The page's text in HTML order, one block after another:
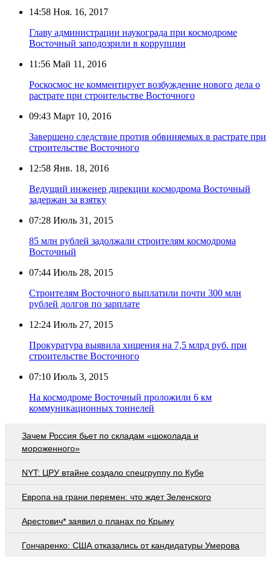
14:58 Ноя. 16, 2017
Главу администрации наукограда при космодроме
Восточный заподозрили в коррупции
11:56 Май 11, 2016
Роскосмос не комментирует возбуждение нового дела о
растрате при строительстве Восточного
09:43 Март 10, 2016
Завершено следствие против обвиняемых в растрате при
строительстве Восточного
12:58 Янв. 18, 2016
Ведущий инженер дирекции космодрома Восточный
задержан за взятку
07:28 Июль 31, 2015
85 млн рублей задолжали строителям космодрома
Восточный
07:44 Июль 28, 2015
Строителям Восточного выплатили почти 300 млн
рублей долгов по зарплате
12:24 Июль 27, 2015
Прокуратура выявила хищения на 7,5 млрд руб. при
строительстве Восточного
07:10 Июль 3, 2015
На космодроме Восточный проложили 6 км
коммуникационных тоннелей
Зачем Россия бьет по складам «шоколада и
мороженного»
NYT: ЦРУ втайне создало спецгруппу по Кубе
Европа на грани перемен: что ждет Зеленского
Арестович* заявил о планах по Крыму
Гончаренко: США отказались от кандидатуры Умерова